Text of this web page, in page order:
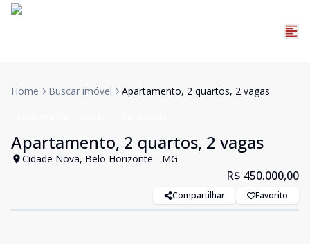
Home Buscar imóvel Apartamento, 2 quartos, 2 vagas
Apartamento, 2 quartos, 2 vagas
Cidade Nova, Belo Horizonte - MG
R$ 450.000,00
Compartilhar Favorito